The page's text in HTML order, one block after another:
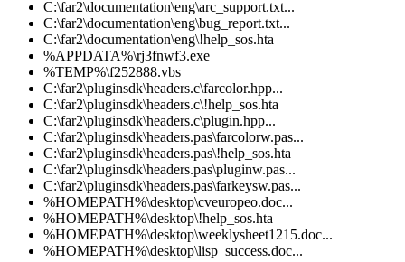
C:\far2\documentation\eng\arc_support.txt...
C:\far2\documentation\eng\bug_report.txt...
C:\far2\documentation\eng\!help_sos.hta
%APPDATA%\rj3fnwf3.exe
%TEMP%\f252888.vbs
C:\far2\pluginsdk\headers.c\farcolor.hpp...
C:\far2\pluginsdk\headers.c\!help_sos.hta
C:\far2\pluginsdk\headers.c\plugin.hpp...
C:\far2\pluginsdk\headers.pas\farcolorw.pas...
C:\far2\pluginsdk\headers.pas\!help_sos.hta
C:\far2\pluginsdk\headers.pas\pluginw.pas...
C:\far2\pluginsdk\headers.pas\farkeysw.pas...
%HOMEPATH%\desktop\cveuropeo.doc...
%HOMEPATH%\desktop\!help_sos.hta
%HOMEPATH%\desktop\weeklysheet1215.doc...
%HOMEPATH%\desktop\lisp_success.doc...